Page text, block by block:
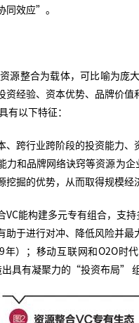
同效应”。
资源整合为载体，可比喻为
资经验、资本优势、品牌价
有以下特征：
、跨行业跨阶段的投资能力
力和品牌网络诀窍等资源为
掘的优势，从而取得规模经
VC能构建多元专有组合，
助于进行对冲、降低风险并
）；移动互联网和O2O时
具有凝聚力的“投资布局”